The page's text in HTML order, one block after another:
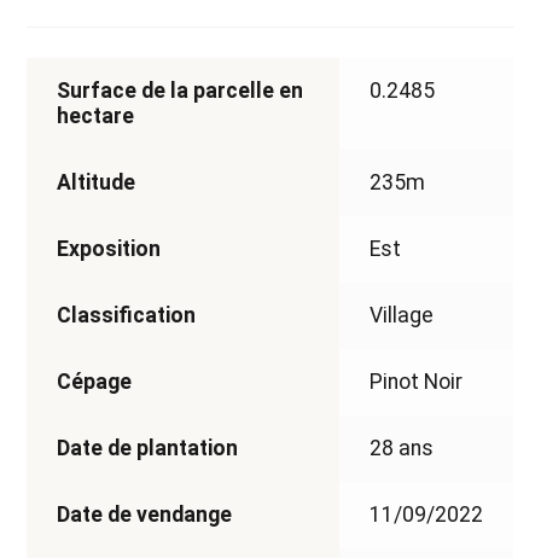
Surface de la parcelle en
hectare
0.2485
Altitude 235m
Exposition Est
Classification Village
Cépage Pinot Noir
Date de plantation 28 ans
Date de vendange 11/09/2022